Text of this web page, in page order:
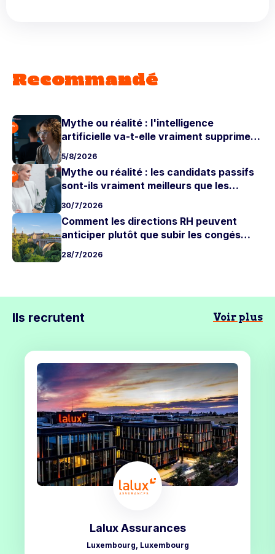
Recommandé
Mythe ou réalité : l'intelligence
artificielle va-t-elle vraiment supprimer
les postes juniors ?
5/8/2026
Mythe ou réalité : les candidats passifs
sont-ils vraiment meilleurs que les
candidats actifs ?
30/7/2026
Comment les directions RH peuvent
anticiper plutôt que subir les congés
d'été
28/7/2026
Ils recrutent Voir plus
Lalux Assurances
Luxembourg, Luxembourg